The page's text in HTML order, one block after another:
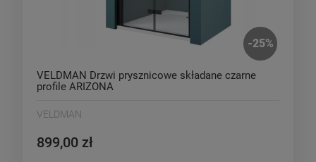
-25%
VELDMAN Drzwi prysznicowe składane czarne
profile ARIZONA
VELDMAN
899,00 zł